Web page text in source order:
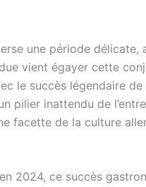
une période
vient égayer cette
le succès légendaire
pilier inattendu de
facette de la culture
2024, ce succès